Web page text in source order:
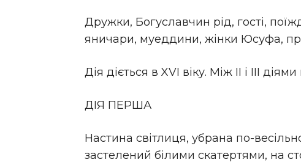
Дружки, Богуславчин рід, гості,
яничари, муеддини, жінки Юсуфа,
Дія діється в XVI віку. Між II і III
ДІЯ ПЕРША
Настина світлиця, убрана по-
застелений білими скатертями, на